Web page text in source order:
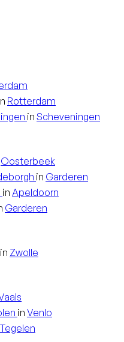
Rotterdam
in Scheveningen
Oosterbeek
in Garderen
in Apeldoorn
Garderen
in Zwolle
in Venlo
Tegelen